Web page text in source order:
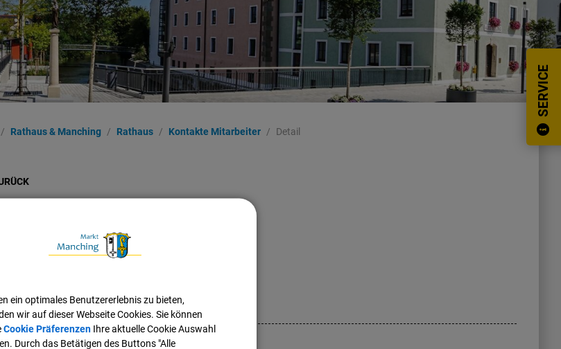
SERVICE
Rathaus & Manching Rathaus Kontakte Mitarbeiter Detail
katrin.spann@manching.de
Informationen:
ein optimales Benutzererlebnis zu bieten,
wir auf dieser Webseite Cookies. Sie können
Cookie PräferenzenIhre aktuelle Cookie Auswahl
Durch das Betätigen des Buttons "Alle